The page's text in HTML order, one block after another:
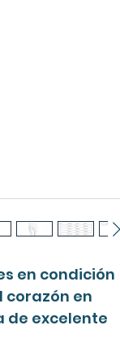
en condición
corazón en
de excelente